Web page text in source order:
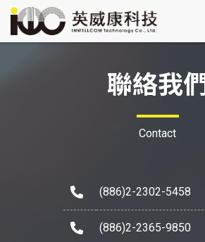
聯絡我們
Contact
(886)2-2302-5458
(886)2-2365-9850